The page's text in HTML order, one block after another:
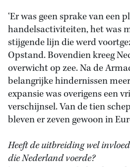
‘Er was geen sprake van een
handelsactiviteiten, het was
stijgende lijn die werd
Opstand. Bovendien kreeg
overwicht op zee. Na de
belangrijke hindernissen
expansie was overigens een
verschijnsel. Van de tien
bleven er zeven gewoon in
Heeft de uitbreiding wel
die Nederland voerde?